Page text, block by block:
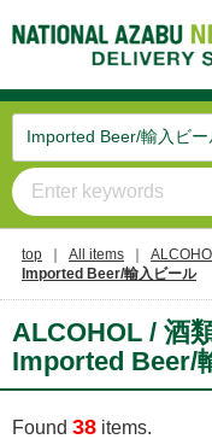
top All items
Imported Beer/輸入ビール
ALCOHOL / 酒
Imported Beer/
Found 38 items.